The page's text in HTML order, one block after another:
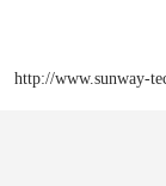
http://www.sunway-